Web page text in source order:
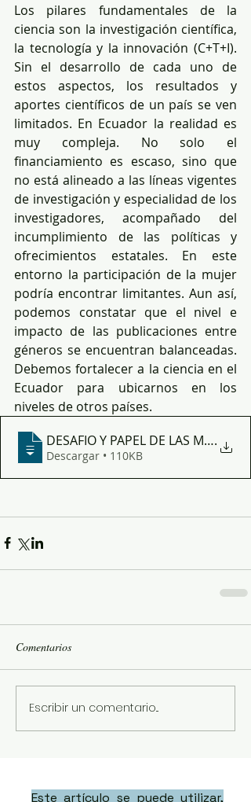
Los pilares fundamentales de la
ciencia son la investigación científica,
la tecnología y la innovación (C+T+I).
Sin el desarrollo de cada uno de
estos aspectos, los resultados y
aportes científicos de un país se ven
limitados. En Ecuador la realidad es
muy compleja. No solo el
financiamiento es escaso, sino que
no está alineado a las líneas vigentes
de investigación y especialidad de los
investigadores, acompañado del
incumplimiento de las políticas y
ofrecimientos estatales. En este
entorno la participación de la mujer
podría encontrar limitantes. Aun así,
podemos constatar que el nivel e
impacto de las publicaciones entre
géneros se encuentran balanceadas.
Debemos fortalecer a la ciencia en el
Ecuador para ubicarnos en los
niveles de otros países.
DESAFIO Y PAPEL DE LAS MUJERES
.
Descargar • 110KB
Comentarios
Escribir un comentario...
Este artículo se puede utilizar,